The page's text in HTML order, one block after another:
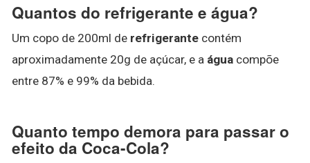
Quantos do refrigerante e água?
Um copo de 200ml de refrigerante contém
aproximadamente 20g de açúcar, e a água compõe
entre 87% e 99% da bebida.
Quanto tempo demora para passar o
efeito da Coca-Cola?